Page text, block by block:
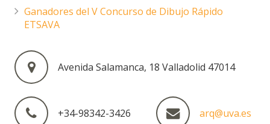
Ganadores del V Concurso de Dibujo Rápido
ETSAVA
Avenida Salamanca, 18 Valladolid 47014
+34-98342-3426 arq@uva.es